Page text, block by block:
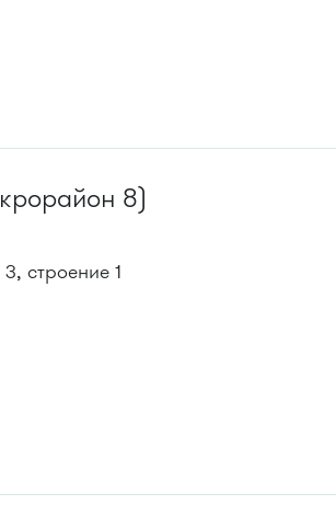
8)
строение 1